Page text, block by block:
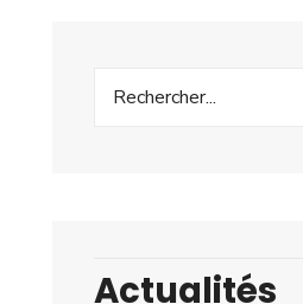
Actualités